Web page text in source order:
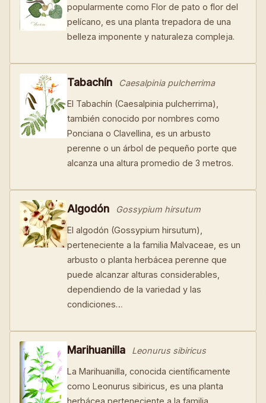
popularmente como Flor de pato o flor del
pelícano, es una planta trepadora de una
belleza imponente y naturaleza compleja.
Tabachín Caesalpinia pulcherrima
El Tabachín (Caesalpinia pulcherrima),
también conocido por nombres como
Ponciana o Clavellina, es un arbusto
perenne o un árbol de pequeño porte que
alcanza una altura promedio de 3 metros.
Algodón Gossypium hirsutum
El algodón (Gossypium hirsutum),
perteneciente a la familia Malvaceae, es un
arbusto o planta herbácea perenne que
puede alcanzar alturas considerables,
dependiendo de la variedad y las
condiciones…
Marihuanilla Leonurus sibiricus
La Marihuanilla, conocida científicamente
como Leonurus sibiricus, es una planta
herbácea perteneciente a la familia